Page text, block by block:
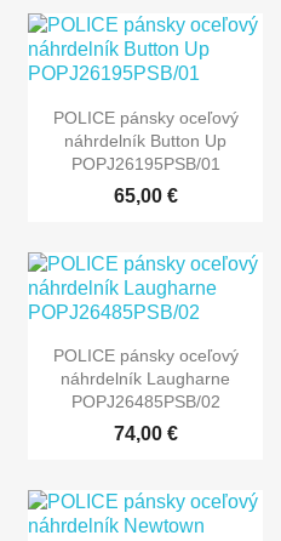
POLICE pánsky oceľový
náhrdelník Button Up
POPJ26195PSB/01
65,00 €
POLICE pánsky oceľový
náhrdelník Laugharne
POPJ26485PSB/02
74,00 €